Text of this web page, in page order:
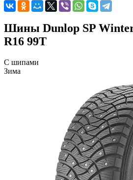
Шины Dunlop SP Winter
R16 99T
С шипами
Зима